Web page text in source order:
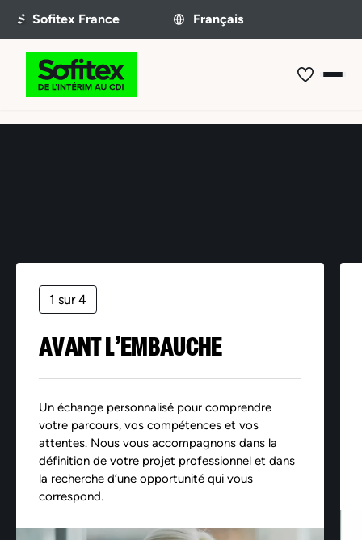
1 sur 4
AVANT L’EMBAUCHE
Un échange personnalisé pour comprendre
votre parcours, vos compétences et vos
attentes. Nous vous accompagnons dans la
définition de votre projet professionnel et dans
la recherche d’une opportunité qui vous
correspond.